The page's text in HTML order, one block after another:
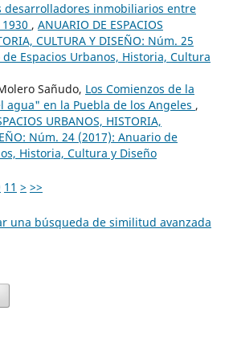
desarrolladores inmobiliarios entre
, ANUARIO DE ESPACIOS
CULTURA Y DISEÑO: Núm. 25
Espacios Urbanos, Historia, Cultura
Sañudo, Los Comienzos de la
agua" en la Puebla de los Angeles ,
URBANOS, HISTORIA,
Núm. 24 (2017): Anuario de
Historia, Cultura y Diseño
11 > >>
una búsqueda de similitud avanzada